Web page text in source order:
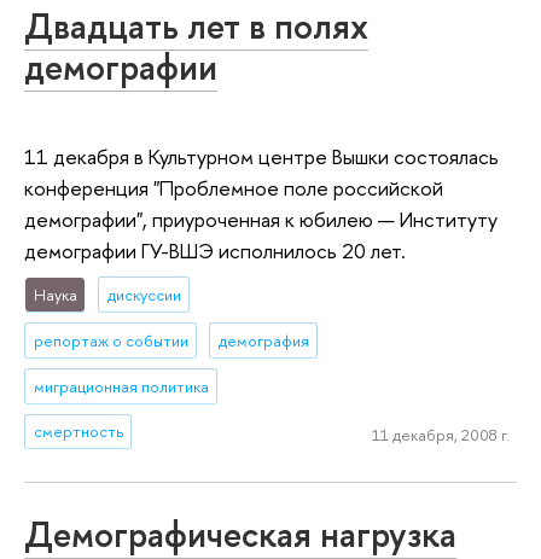
Двадцать лет в полях
демографии
11 декабря в Культурном центре Вышки состоялась
конференция "Проблемное поле российской
демографии", приуроченная к юбилею — Институту
демографии ГУ-ВШЭ исполнилось 20 лет.
Наука дискуссии
репортаж о событии демография
миграционная политика
смертность 11 декабря, 2008 г.
Демографическая нагрузка